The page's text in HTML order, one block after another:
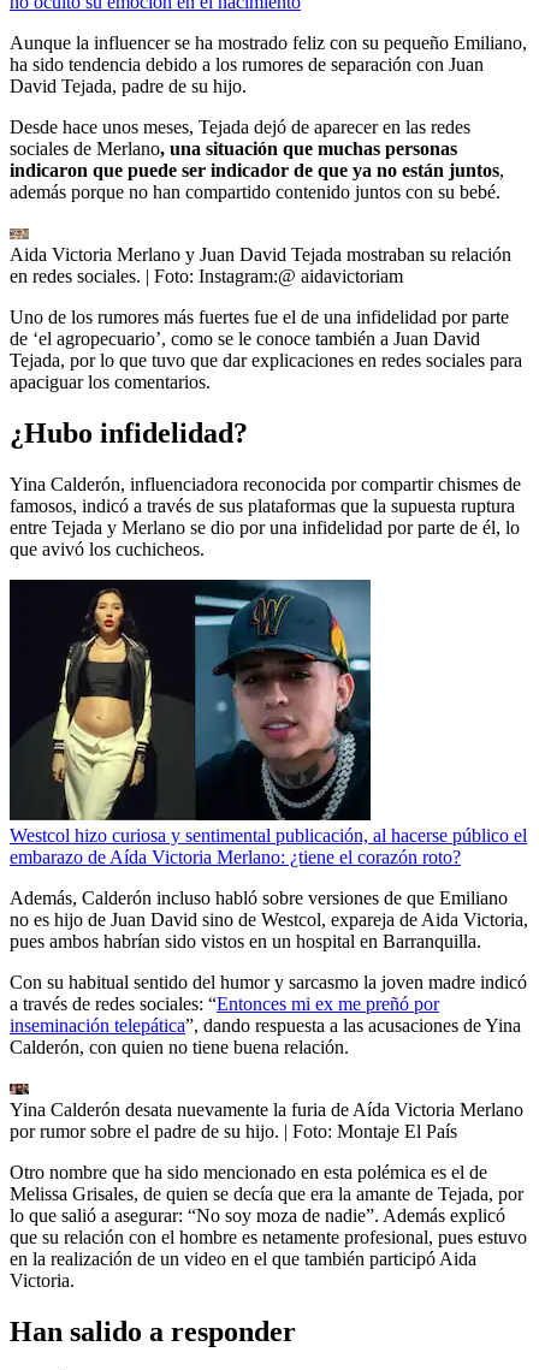
Aunque la influencer se ha mostrado feliz con su pequeño Emiliano,
ha sido tendencia debido a los rumores de separación con Juan
David Tejada, padre de su hijo.
Desde hace unos meses, Tejada dejó de aparecer en las redes
sociales de Merlano, una situación que muchas personas
indicaron que puede ser indicador de que ya no están juntos,
además porque no han compartido contenido juntos con su bebé.
Aida Victoria Merlano y Juan David Tejada mostraban su relación
en redes sociales. | Foto: Instagram:@ aidavictoriam
Uno de los rumores más fuertes fue el de una infidelidad por parte
de ‘el agropecuario’, como se le conoce también a Juan David
Tejada, por lo que tuvo que dar explicaciones en redes sociales para
apaciguar los comentarios.
¿Hubo infidelidad?
Yina Calderón, influenciadora reconocida por compartir chismes de
famosos, indicó a través de sus plataformas que la supuesta ruptura
entre Tejada y Merlano se dio por una infidelidad por parte de él, lo
que avivó los cuchicheos.
Westcol hizo curiosa y sentimental publicación, al hacerse público el
embarazo de Aída Victoria Merlano: ¿tiene el corazón roto?
Además, Calderón incluso habló sobre versiones de que Emiliano
no es hijo de Juan David sino de Westcol, expareja de Aida Victoria,
pues ambos habrían sido vistos en un hospital en Barranquilla.
Con su habitual sentido del humor y sarcasmo la joven madre indicó
a través de redes sociales: “Entonces mi ex me preñó por
inseminación telepática”, dando respuesta a las acusaciones de Yina
Calderón, con quien no tiene buena relación.
Yina Calderón desata nuevamente la furia de Aída Victoria Merlano
por rumor sobre el padre de su hijo. | Foto: Montaje El País
Otro nombre que ha sido mencionado en esta polémica es el de
Melissa Grisales, de quien se decía que era la amante de Tejada, por
lo que salió a asegurar: “No soy moza de nadie”. Además explicó
que su relación con el hombre es netamente profesional, pues estuvo
en la realización de un video en el que también participó Aida
Victoria.
Han salido a responder